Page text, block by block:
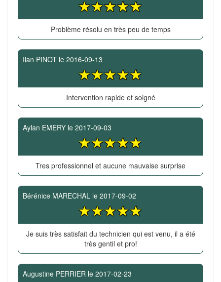
Problème résolu en très peu de temps
Ilan PINOT le 2016-09-13
Intervention rapide et soigné
Aylan EMERY le 2017-09-03
Tres professionnel et aucune mauvaise surprise
Bérénice MARECHAL le 2017-09-02
Je suis très satisfait du technicien qui est venu, il a été
très gentil et pro!
Augustine PERRIER le 2017-02-23